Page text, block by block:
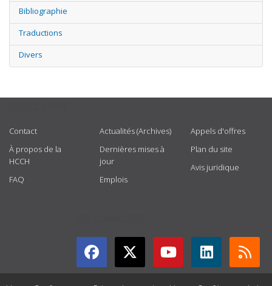
Bibliographie
Traductions
Divers
Contact
À propos de la
HCCH
FAQ
Actualités (Archives)
Dernières mises à
jour
Emplois
Appels d'offres
Plan du site
Avis juridique